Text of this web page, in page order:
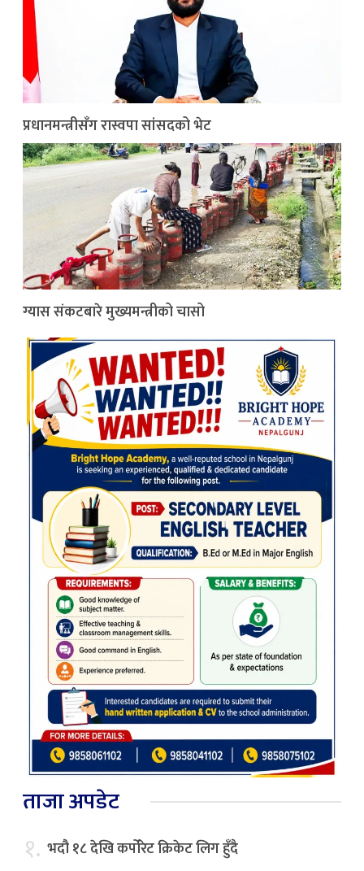
प्रधानमन्त्रीसँग रास्वपा सांसदको भेट
ग्यास संकटबारे मुख्यमन्त्रीको चासो
ताजा अपडेट
१. भदौ १८ देखि कर्पोरेट क्रिकेट लिग हुँदै